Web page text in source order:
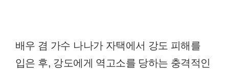
배우 겸 가수 나나가 자택에서 강도 피해를
입은 후, 강도에게 역고소를 당하는 충격적인